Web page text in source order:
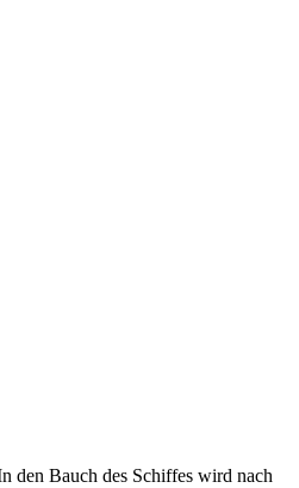
den Bauch des Schiffes wird nach